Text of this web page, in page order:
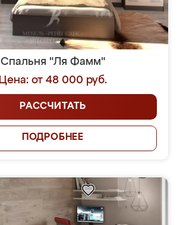
Спальня "Ля Фамм"
Цена: от 48 000 руб.
РАССЧИТАТЬ
ПОДРОБНЕЕ